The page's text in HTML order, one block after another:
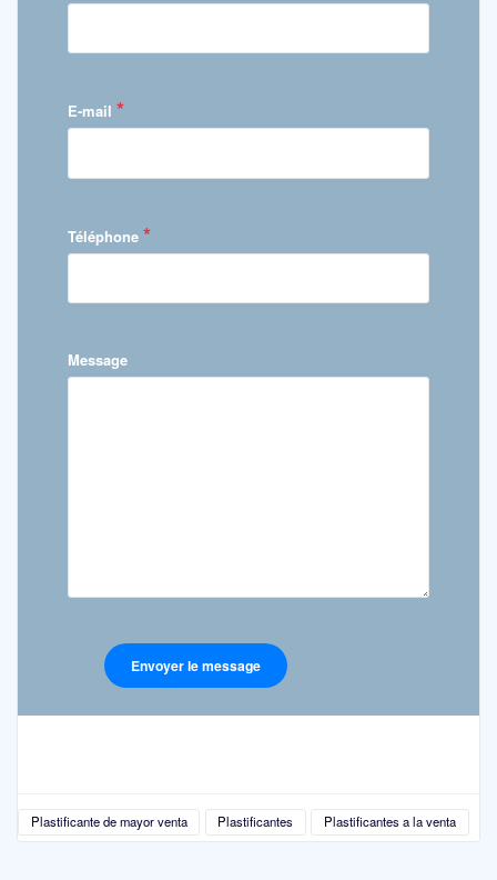
E-mail *
Téléphone *
Message
Plastificante de mayor venta Plastificantes Plastificantes a la venta